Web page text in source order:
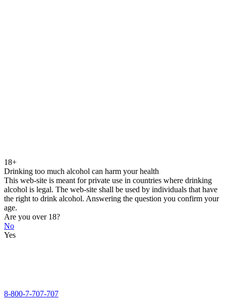
18+
Drinking too much alcohol can harm your health
This web-site is meant for private use in countries where drinking
alcohol is legal. The web-site shall be used by individuals that have
the right to drink alcohol. Answering the question you confirm your
age.
Are you over 18?
No
Yes
8-800-7-707-707